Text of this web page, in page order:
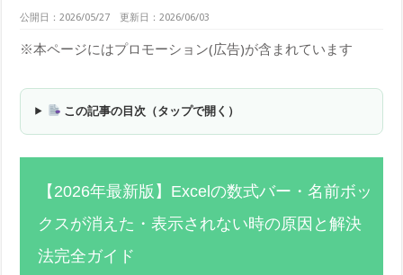
公開日：2026/05/27 更新日：2026/06/03
※本ページにはプロモーション(広告)が含まれています
この記事の目次（タップで開く）
【2026年最新版】Excelの数式バー・名前ボッ
クスが消えた・表示されない時の原因と解決
法完全ガイド